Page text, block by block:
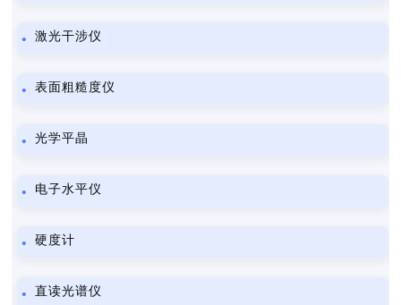
激光干涉仪
表面粗糙度仪
光学平晶
电子水平仪
硬度计
直读光谱仪